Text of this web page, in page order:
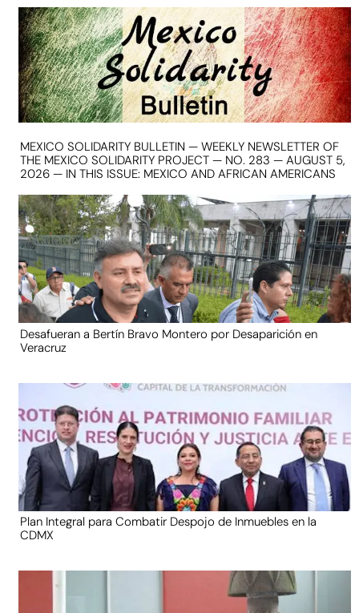
MEXICO SOLIDARITY BULLETIN — WEEKLY NEWSLETTER OF
THE MEXICO SOLIDARITY PROJECT — NO. 283 — AUGUST 5,
2026 — IN THIS ISSUE: MEXICO AND AFRICAN AMERICANS
Desafueran a Bertín Bravo Montero por Desaparición en
Veracruz
Plan Integral para Combatir Despojo de Inmuebles en la
CDMX